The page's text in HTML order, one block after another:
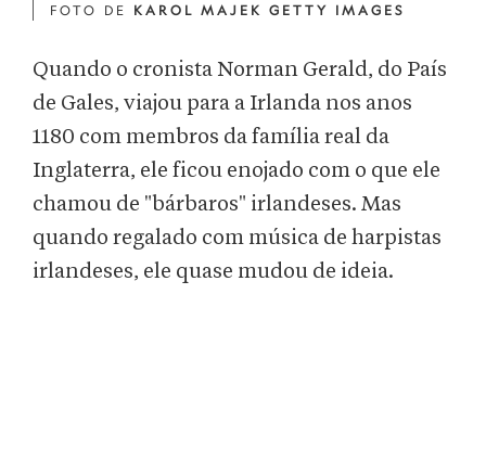
FOTO DE KAROL MAJEK GETTY IMAGES
Quando o cronista Norman Gerald, do País
de Gales, viajou para a Irlanda nos anos
1180 com membros da família real da
Inglaterra, ele ficou enojado com o que ele
chamou de "bárbaros" irlandeses. Mas
quando regalado com música de harpistas
irlandeses, ele quase mudou de ideia.